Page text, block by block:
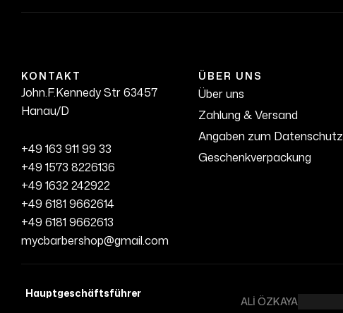
KONTAKT
John.F.Kennedy Str 63457
Hanau/D
+49 163 911 99 33
+49 1573 8226136
+49 1632 242922
+49 6181 9662614
+49 6181 9662613
mycbarbershop@gmail.com
ÜBER UNS
Über uns
Zahlung & Versand
Angaben zum Datenschutz
Geschenkverpackung
Hauptgeschäftsführer
ALİ ÖZKAYA